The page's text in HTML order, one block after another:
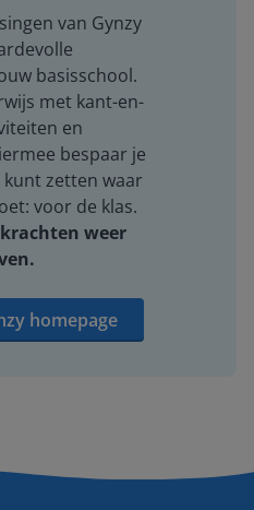
van Gynzy
basisschool.
met kant-en-
en
bespaar je
zetten waar
voor de klas.
weer
homepage